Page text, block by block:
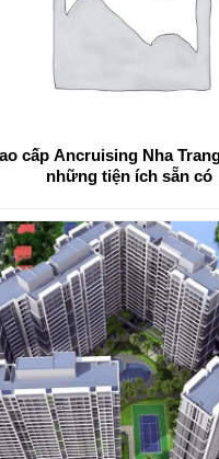
Trang thừa hưởng
những tiện ích sẵn có